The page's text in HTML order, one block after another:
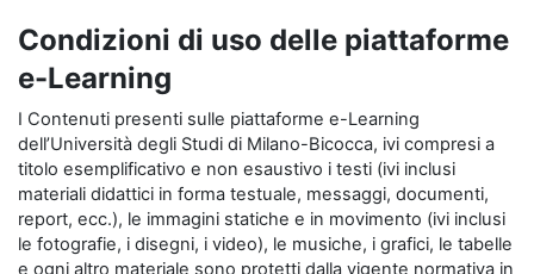
Condizioni di uso delle piattaforme
e-Learning
I Contenuti presenti sulle piattaforme e-Learning
dell’Università degli Studi di Milano-Bicocca, ivi compresi a
titolo esemplificativo e non esaustivo i testi (ivi inclusi
materiali didattici in forma testuale, messaggi, documenti,
report, ecc.), le immagini statiche e in movimento (ivi inclusi
le fotografie, i disegni, i video), le musiche, i grafici, le tabelle
e ogni altro materiale sono protetti dalla vigente normativa in